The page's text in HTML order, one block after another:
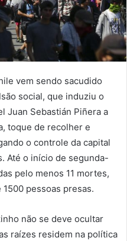
vem sendo sacudido
social, que induziu o
Juan Sebastián Piñera a
toque de recolher e
o controle da capital
Até o início de segunda-
pelo menos 11 mortes,
pessoas presas.
não se deve ocultar
raízes residem na política